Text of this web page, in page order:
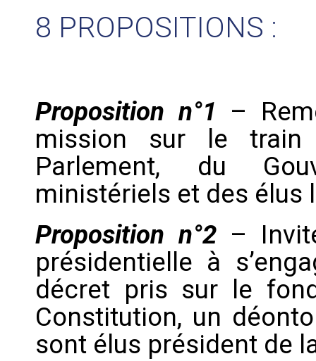
8 PROPOSITIONS :
Proposition n°1 –
mission sur le
Parlement, du
ministériels et des élus
Proposition n°2 –
présidentielle à
décret pris sur le
Constitution, un
sont élus président de